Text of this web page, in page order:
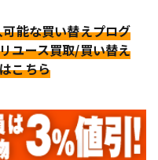
能な買い替えプログ
ユース買取/買い替え
こちら